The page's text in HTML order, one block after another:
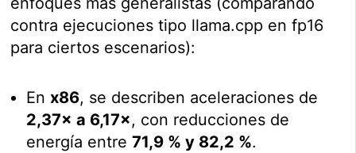
contra ejecuciones tipo llama.cpp en fp16
para ciertos escenarios):
Enx86, se describen aceleraciones de
2,37× a 6,17×, con reducciones de
energía entre71,9 % y 82,2 %.